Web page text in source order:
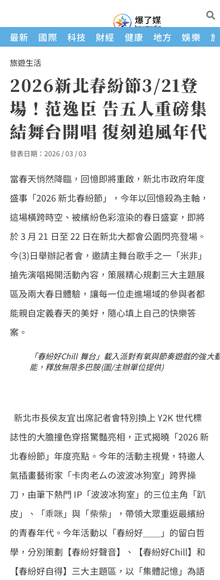
最新 國際 科技 財經 健康 地方 娛樂
旅遊生活
2026新北春紛節3/21登
場！范逸臣 告五人重磅集
結舞台開唱 復刻追風年代
發表日期： 2026 / 03 / 03
當春天悄然降臨，回憶即將重啟，新北市政府年度
盛事「2026 新北春紛節」，今年以回憶殺為主軸，
這場橫跨時空、被繽紛色彩渲染的春日盛宴，即將
於 3 月 21 日至 22 日在新北大都會公園閃亮登場。
今(3)日舉辦記者會，邀請主舞台歌手之一「米非」
搶先演唱揭開活動內容，策展精心規劃三大主題展
區及兩大春日體驗，讓每一位走進場域的參與者都
能親自定義春天的美好，隨心填上自己的快樂答
案。
「春紛好Chill 舞台」載入派對有氧與節奏遊戲的強大
能，釋放無限多巴胺(圖/主辦單位提供)
新北市長侯友宜出席記者會特別換上 Y2K 世代標
誌性的大膽撞色穿搭驚豔亮相，正式揭曉「2026 新
北春紛節」年度亮點。今年的活動主視覺，特邀人
氣插畫藝術家「卡肉老ㄙの波波冰狗室」跨界操
刀，由筆下熱門 IP「波波冰狗室」的三位主角「趴
皮」、「乖咪」與「柴柴」，帶領大眾重返最繽紛
的青春年代。今年活動以「春紛好＿＿」的留白哲
學，分別策劃【春紛好聲音】、【春紛好Chill】和
【春紛好自得】三大主題區，以「集體記憶」為語